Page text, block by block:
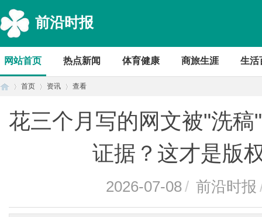
前沿时报
网站首页 热点新闻 体育健康 商旅生涯 生活
首页 资讯 查看
花三个月写的网文被"洗
证据？这才是版
2026-07-08/ 前沿时报